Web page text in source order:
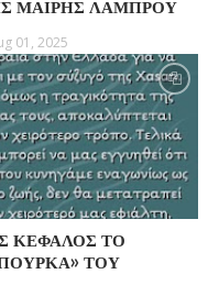
ΜΑΙΡΗΣ ΛΑΜΠΡΟΥ
01, 2025
ΚΕΦΑΛΟΣ ΤΟ
ΤΟΥ